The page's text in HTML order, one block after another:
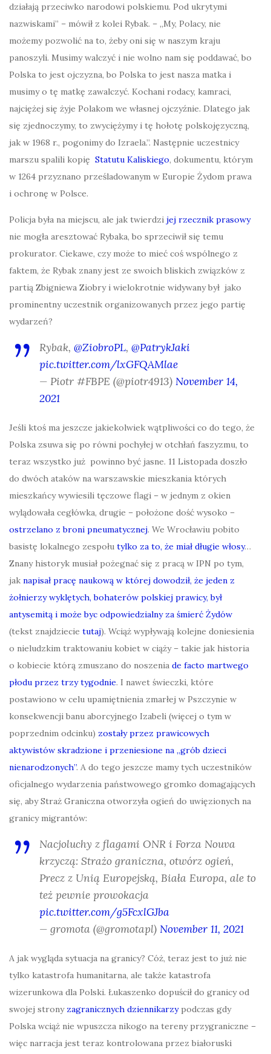
działają przeciwko narodowi polskiemu. Pod ukrytymi
nazwiskami” – mówił z kolei Rybak. – „My, Polacy, nie
możemy pozwolić na to, żeby oni się w naszym kraju
panoszyli. Musimy walczyć i nie wolno nam się poddawać, bo
Polska to jest ojczyzna, bo Polska to jest nasza matka i
musimy o tę matkę zawalczyć. Kochani rodacy, kamraci,
najciężej się żyje Polakom we własnej ojczyźnie. Dlatego jak
się zjednoczymy, to zwyciężymy i tę hołotę polskojęzyczną,
jak w 1968 r., pogonimy do Izraela.”. Następnie uczestnicy
marszu spalili kopię Statutu Kaliskiego, dokumentu, którym
w 1264 przyznano prześladowanym w Europie Żydom prawa
i ochronę w Polsce.
Policja była na miejscu, ale jak twierdzi jej rzecznik prasowy
nie mogła aresztować Rybaka, bo sprzeciwił się temu
prokurator. Ciekawe, czy może to mieć coś wspólnego z
faktem, że Rybak znany jest ze swoich bliskich związków z
partią Zbigniewa Ziobry i wielokrotnie widywany był jako
prominentny uczestnik organizowanych przez jego partię
wydarzeń?
Rybak, @ZiobroPL, @PatrykJaki
pic.twitter.com/lxGFQAMlae
— Piotr #FBPE (@piotr4913) November 14,
2021
Jeśli ktoś ma jeszcze jakiekolwiek wątpliwości co do tego, że
Polska zsuwa się po równi pochyłej w otchłań faszyzmu, to
teraz wszystko już powinno być jasne. 11 Listopada doszło
do dwóch ataków na warszawskie mieszkania których
mieszkańcy wywiesili tęczowe flagi – w jednym z okien
wylądowała cegłówka, drugie – położone dość wysoko –
ostrzelano z broni pneumatycznej. We Wrocławiu pobito
basistę lokalnego zespołu tylko za to, że miał długie włosy…
Znany historyk musiał pożegnać się z pracą w IPN po tym,
jak napisał pracę naukową w której dowodził, że jeden z
żołnierzy wyklętych, bohaterów polskiej prawicy, był
antysemitą i może byc odpowiedzialny za śmierć Żydów
(tekst znajdziecie tutaj). Wciąż wypływają kolejne doniesienia
o nieludzkim traktowaniu kobiet w ciąży – takie jak historia
o kobiecie którą zmuszano do noszenia de facto martwego
płodu przez trzy tygodnie. I nawet świeczki, które
postawiono w celu upamiętnienia zmarłej w Pszczynie w
konsekwencji banu aborcyjnego Izabeli (więcej o tym w
poprzednim odcinku) zostały przez prawicowych
aktywistów skradzione i przeniesione na „grób dzieci
nienarodzonych”. A do tego jeszcze mamy tych uczestników
oficjalnego wydarzenia państwowego gromko domagających
się, aby Straż Graniczna otworzyła ogień do uwięzionych na
granicy migrantów:
Nacjoluchy z flagami ONR i Forza Nouva
krzyczą: Strażo graniczna, otwórz ogień,
Precz z Unią Europejską, Biała Europa, ale to
też pewnie prowokacja
pic.twitter.com/g5FcxlGJba
— gromota (@gromotapl) November 11, 2021
A jak wygląda sytuacja na granicy? Cóż, teraz jest to już nie
tylko katastrofa humanitarna, ale także katastrofa
wizerunkowa dla Polski. Łukaszenko dopuścił do granicy od
swojej strony zagranicznych dziennikarzypodczas gdy
Polska wciąż nie wpuszcza nikogo na tereny przygraniczne –
więc narracja jest teraz kontrolowana przez białoruski